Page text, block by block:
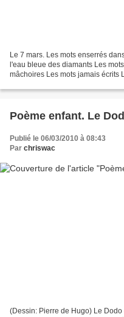
Le 7 mars. Les mots enserrés
l'eau bleue des diamants Les
mâchoires Les mots jamais écrits
Poème enfant. Le
Publié le 06/03/2010 à 08:43
Par chriswac
(Dessin: Pierre de Hugo) Le